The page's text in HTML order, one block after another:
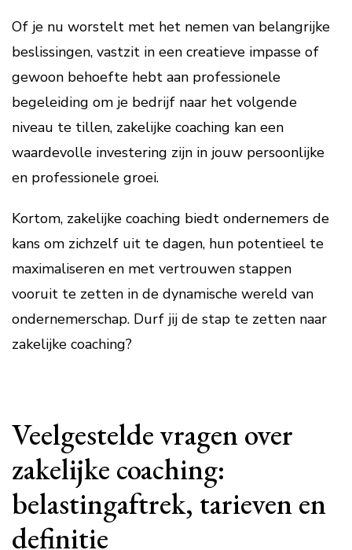
Of je nu worstelt met het nemen van belangrijke
beslissingen, vastzit in een creatieve impasse of
gewoon behoefte hebt aan professionele
begeleiding om je bedrijf naar het volgende
niveau te tillen, zakelijke coaching kan een
waardevolle investering zijn in jouw persoonlijke
en professionele groei.
Kortom, zakelijke coaching biedt ondernemers de
kans om zichzelf uit te dagen, hun potentieel te
maximaliseren en met vertrouwen stappen
vooruit te zetten in de dynamische wereld van
ondernemerschap. Durf jij de stap te zetten naar
zakelijke coaching?
Veelgestelde vragen over
zakelijke coaching:
belastingaftrek, tarieven en
definitie